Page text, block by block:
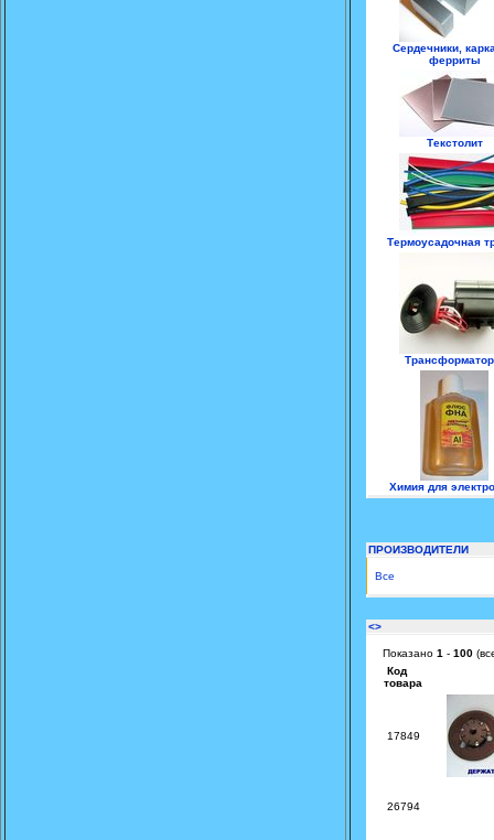
Сердечники,
ферриты
Текстолит
Термоусадочная
Химия для
ПРОИЗВОДИТЕЛИ
Все
<>
Показано 1 - 100
Код
товара
17849
26794